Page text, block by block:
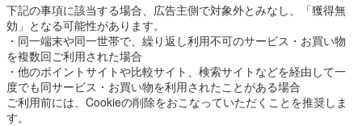
下記の事項に該当する場合、広告主側で対象外とみなし、「獲得無
効」となる可能性があります。
・同一端末や同一世帯で、繰り返し利用不可のサービス・お買い物
を複数回ご利用された場合
・他のポイントサイトや比較サイト、検索サイトなどを経由して一
度でも同サービス・お買い物を利用されたことがある場合
ご利用前には、Cookieの削除をおこなっていただくことを推奨しま
す。